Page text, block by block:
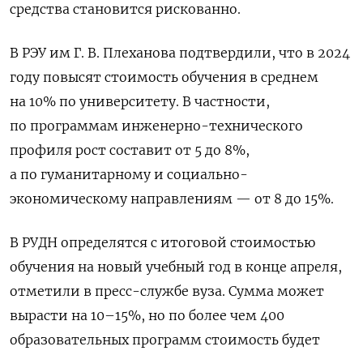
средства становится рискованно.
В РЭУ им Г. В. Плеханова подтвердили, что в 2024
году повысят стоимость обучения в среднем
на 10% по университету. В частности,
по программам инженерно-технического
профиля рост составит от 5 до 8%,
а по гуманитарному и социально-
экономическому направлениям — от 8 до 15%.
В РУДН определятся с итоговой стоимостью
обучения на новый учебный год в конце апреля,
отметили в пресс-службе вуза. Сумма может
вырасти на 10–15%, но по более чем 400
образовательных программ стоимость будет